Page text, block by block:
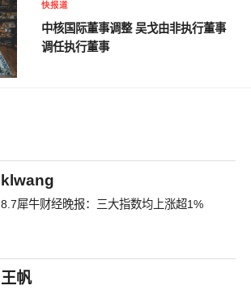
快报道
中核国际董事调整 吴戈由非执行董事
调任执行董事
klwang
8.7犀牛财经晚报：三大指数均上涨超1%
王帆